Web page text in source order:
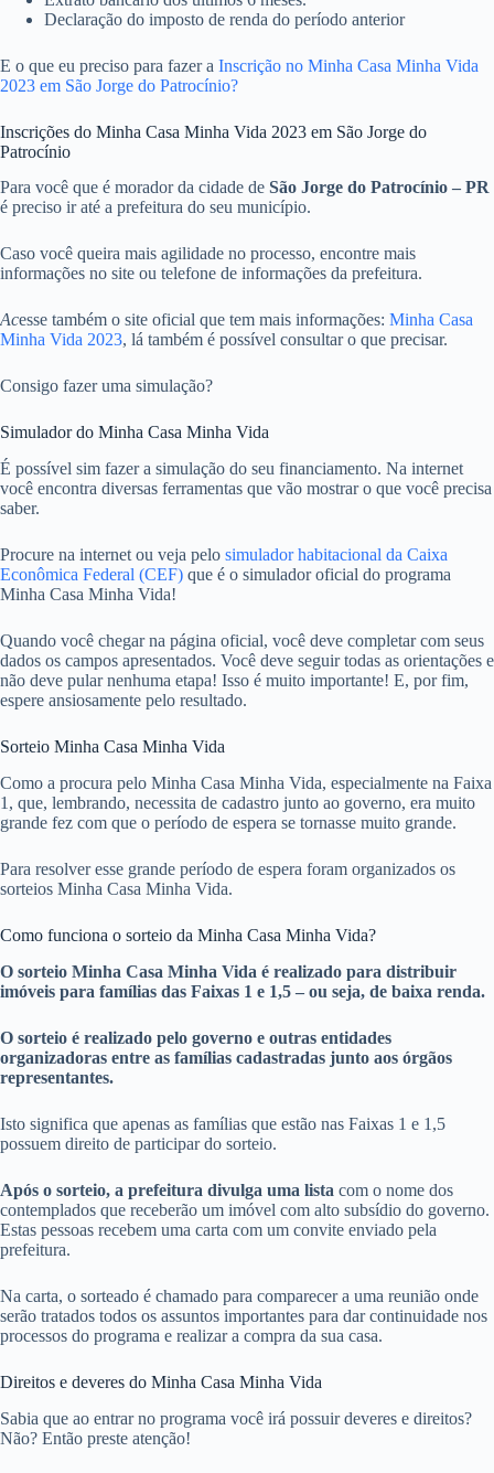
Declaração do imposto de renda do período anterior
E o que eu preciso para fazer a Inscrição no Minha Casa Minha Vida
2023 em São Jorge do Patrocínio?
Inscrições do Minha Casa Minha Vida 2023 em São Jorge do
Patrocínio
Para você que é morador da cidade de São Jorge do Patrocínio – PR
é preciso ir até a prefeitura do seu município.
Caso você queira mais agilidade no processo, encontre mais
informações no site ou telefone de informações da prefeitura.
Acesse também o site oficial que tem mais informações: Minha Casa
Minha Vida 2023, lá também é possível consultar o que precisar.
Consigo fazer uma simulação?
Simulador do Minha Casa Minha Vida
É possível sim fazer a simulação do seu financiamento. Na internet
você encontra diversas ferramentas que vão mostrar o que você precisa
saber.
Procure na internet ou veja pelo simulador habitacional da Caixa
Econômica Federal (CEF) que é o simulador oficial do programa
Minha Casa Minha Vida!
Quando você chegar na página oficial, você deve completar com seus
dados os campos apresentados. Você deve seguir todas as orientações e
não deve pular nenhuma etapa! Isso é muito importante! E, por fim,
espere ansiosamente pelo resultado.
Sorteio Minha Casa Minha Vida
Como a procura pelo Minha Casa Minha Vida, especialmente na Faixa
1, que, lembrando, necessita de cadastro junto ao governo, era muito
grande fez com que o período de espera se tornasse muito grande.
Para resolver esse grande período de espera foram organizados os
sorteios Minha Casa Minha Vida.
Como funciona o sorteio da Minha Casa Minha Vida?
O sorteio Minha Casa Minha Vida é realizado para distribuir
imóveis para famílias das Faixas 1 e 1,5 – ou seja, de baixa renda.
O sorteio é realizado pelo governo e outras entidades
organizadoras entre as famílias cadastradas junto aos órgãos
representantes.
Isto significa que apenas as famílias que estão nas Faixas 1 e 1,5
possuem direito de participar do sorteio.
Após o sorteio, a prefeitura divulga uma lista com o nome dos
contemplados que receberão um imóvel com alto subsídio do governo.
Estas pessoas recebem uma carta com um convite enviado pela
prefeitura.
Na carta, o sorteado é chamado para comparecer a uma reunião onde
serão tratados todos os assuntos importantes para dar continuidade nos
processos do programa e realizar a compra da sua casa.
Direitos e deveres do Minha Casa Minha Vida
Sabia que ao entrar no programa você irá possuir deveres e direitos?
Não? Então preste atenção!